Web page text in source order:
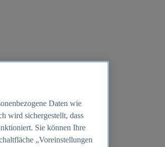
Daten wie
wird sichergestellt, dass
Sie können Ihre
„Voreinstellungen